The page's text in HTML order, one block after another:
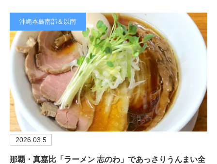
沖縄本島南部＆以南
2026.03.5
那覇・真嘉比「ラーメン 志のわ」であっさりうんまい全